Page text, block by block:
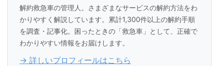
解約救急車の管理人。さまざまなサービスの解約方法をわ
かりやすく解説しています。累計1,300件以上の解約手順
を調査・記事化。困ったときの「救急車」として、正確で
わかりやすい情報をお届けします。
→ 詳しいプロフィールはこちら